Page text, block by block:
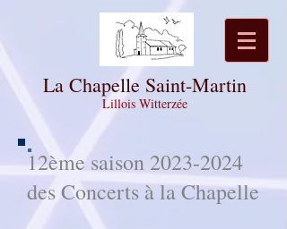
La Chapelle Saint-Martin
Lillois Witterzée
12ème saison 2023-2024
des Concerts à la Chapelle